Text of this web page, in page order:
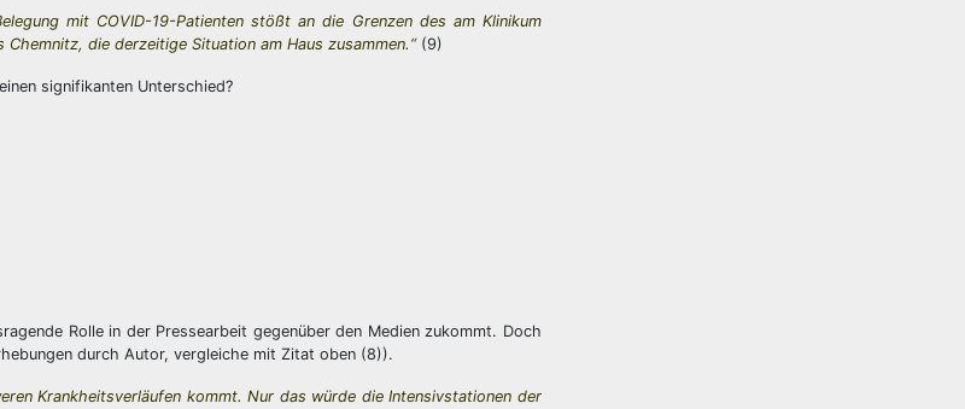
mit COVID-19-Patienten stößt an die Grenzen des am Klinikum
die derzeitige Situation am Haus zusammen.“(9)
signifikanten Unterschied?
Rolle in der Pressearbeit gegenüber den Medien zukommt. Doch
durch Autor, vergleiche mit Zitat oben (8)).
Krankheitsverläufen kommt. Nur das würde die Intensivstationen der